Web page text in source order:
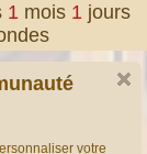
1 mois1 jours
votre